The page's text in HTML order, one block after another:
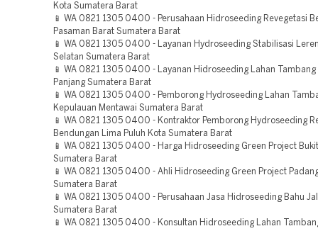
Kota Sumatera Barat
📱 WA 0821 1305 0400 - Perusahaan Hidroseeding Revegetasi
Pasaman Barat Sumatera Barat
📱 WA 0821 1305 0400 - Layanan Hydroseeding Stabilisasi
Selatan Sumatera Barat
📱 WA 0821 1305 0400 - Layanan Hidroseeding Lahan Tambang
Panjang Sumatera Barat
📱 WA 0821 1305 0400 - Pemborong Hydroseeding Lahan
Kepulauan Mentawai Sumatera Barat
📱 WA 0821 1305 0400 - Kontraktor Pemborong Hydroseeding
Bendungan Lima Puluh Kota Sumatera Barat
📱 WA 0821 1305 0400 - Harga Hidroseeding Green Project
Sumatera Barat
📱 WA 0821 1305 0400 - Ahli Hidroseeding Green Project
Sumatera Barat
📱 WA 0821 1305 0400 - Perusahaan Jasa Hidroseeding Bahu
Sumatera Barat
📱 WA 0821 1305 0400 - Konsultan Hidroseeding Lahan